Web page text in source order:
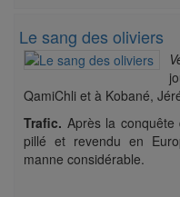
Le sang des oliviers
QamiChli et à Kobané,
Trafic. Après la conquête
pillé et revendu en
manne considérable.